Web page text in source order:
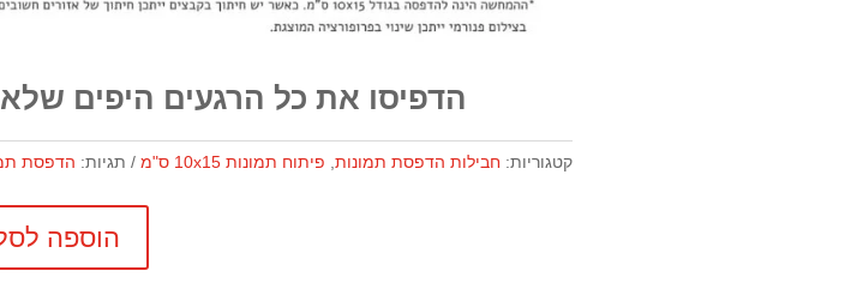
הדפיסו את כל הרגעים היפים
קטגוריות: חבילות הדפסת תמונות, פיתוח תמונות 10x15 ס"מ תגיות: הדפסת
הוספה